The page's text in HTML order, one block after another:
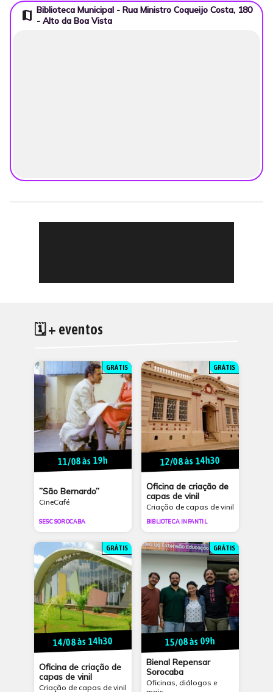
map Biblioteca Municipal - Rua Ministro Coqueijo Costa, 180
- Alto da Boa Vista
🗓 + eventos
GRÁTIS
11/08 às 19h
”São Bernardo”
CineCafé
SESC SOROCABA
GRÁTIS
12/08 às 14h30
Oficina de criação de
capas de vinil
Criação de capas de vinil
BIBLIOTECA INFANTIL
GRÁTIS
14/08 às 14h30
Oficina de criação de
capas de vinil
Criação de capas de vinil
GRÁTIS
15/08 às 09h
Bienal Repensar
Sorocaba
Oficinas, diálogos e